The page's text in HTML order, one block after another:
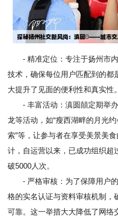
- 精准定位：专注于扬州市
技术，确保每位用户匹配到的都
大提升了见面的便利性和真实性。
- 丰富活动：滇圆囍定期举办
龙等活动，如“瘦西湖畔的月光
索”等，让参与者在享受美景美
计，自运营以来，已成功组织超
破5000人次。
- 严格审核：为了保障用户的
格的实名认证与资料审核机制，
可靠。这一举措大大降低了网络